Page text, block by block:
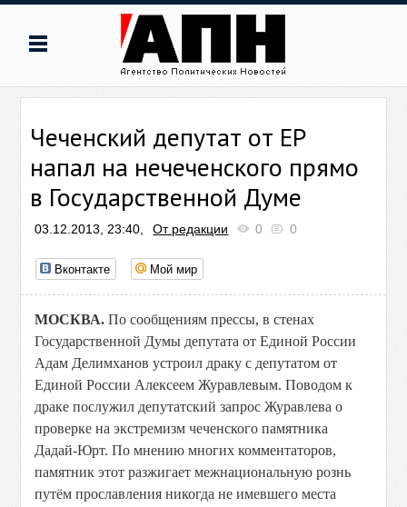
Чеченский депутат от ЕР
напал на нечеченского прямо
в Государственной Думе
03.12.2013, 23:40, От редакции 0 0
Вконтакте Мой мир
МОСКВА. По сообщениям прессы, в стенах
Государственной Думы депутата от Единой России
Адам Делимханов устроил драку с депутатом от
Единой России Алексеем Журавлевым. Поводом к
драке послужил депутатский запрос Журавлева о
проверке на экстремизм чеченского памятника
Дадай-Юрт. По мнению многих комментаторов,
памятник этот разжигает межнациональную рознь
путём прославления никогда не имевшего места